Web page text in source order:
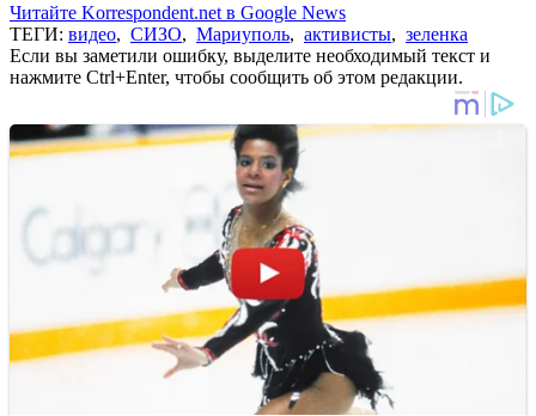
Читайте Korrespondent.net в Google News
ТЕГИ: видео, СИЗО, Мариуполь, активисты, зеленка
Если вы заметили ошибку, выделите необходимый текст и
нажмите Ctrl+Enter, чтобы сообщить об этом редакции.